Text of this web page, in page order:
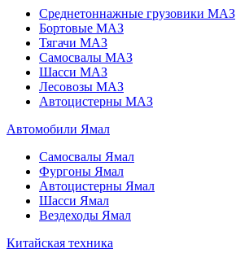
Среднетоннажные грузовики МАЗ
Бортовые МАЗ
Тягачи МАЗ
Самосвалы МАЗ
Шасси МАЗ
Лесовозы МАЗ
Автоцистерны МАЗ
Автомобили Ямал
Самосвалы Ямал
Фургоны Ямал
Автоцистерны Ямал
Шасси Ямал
Вездеходы Ямал
Китайская техника